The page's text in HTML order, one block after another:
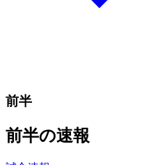
前半
前半の速報